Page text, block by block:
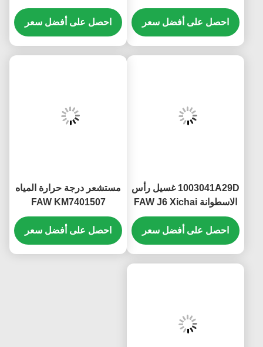
ومضاد للتآكل لخرطوم
مدخل سائل التبريد لـ FAW
J7 J6P
احصل على أفضل سعر
1119060A263 خرطوم
مخرج مبرد داخلي مقاوم
للتآكل
احصل على أفضل سعر
1003041A29D غسيل رأس
الاسطوانة FAW J6 Xichai
CA6DL مقاومة الصدأ
احصل على أفضل سعر
مستشعر درجة حرارة المياه
FAW KM7401507
CG2201-02A 3602155-
60DA-C01
احصل على أفضل سعر